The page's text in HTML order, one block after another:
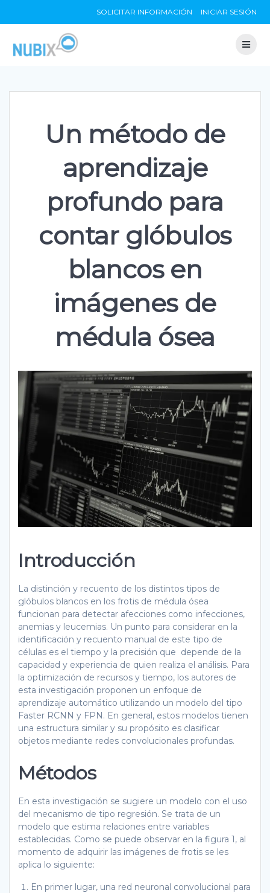
to
SOLICITAR INFORMACIÓN INICIAR SESIÓN
Un método de
aprendizaje
profundo para
contar glóbulos
blancos en
imágenes de
médula ósea
Introducción
La distinción y recuento de los distintos tipos de
glóbulos blancos en los frotis de médula ósea
funcionan para detectar afecciones como infecciones,
anemias y leucemias. Un punto para considerar en la
identificación y recuento manual de este tipo de
células es el tiempo y la precisión que depende de la
capacidad y experiencia de quien realiza el análisis. Para
la optimización de recursos y tiempo, los autores de
esta investigación proponen un enfoque de
aprendizaje automático utilizando un modelo del tipo
Faster RCNN y FPN. En general, estos modelos tienen
una estructura similar y su propósito es clasificar
objetos mediante redes convolucionales profundas.
Métodos
En esta investigación se sugiere un modelo con el uso
del mecanismo de tipo regresión. Se trata de un
modelo que estima relaciones entre variables
establecidas. Como se puede observar en la figura 1, al
momento de adquirir las imágenes de frotis se les
aplica lo siguiente:
En primer lugar, una red neuronal convolucional para